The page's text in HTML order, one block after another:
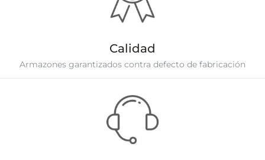
Calidad
Armazones garantizados contra defecto de fabricación